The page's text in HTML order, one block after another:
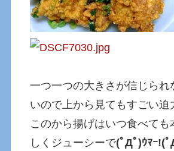
一つ一つの大きさが信じられ
いので上から見てもすごい迫
このから揚げはいつ食べても
しくジューシーで(ﾟДﾟ)ｳﾏｰ!(ﾟ